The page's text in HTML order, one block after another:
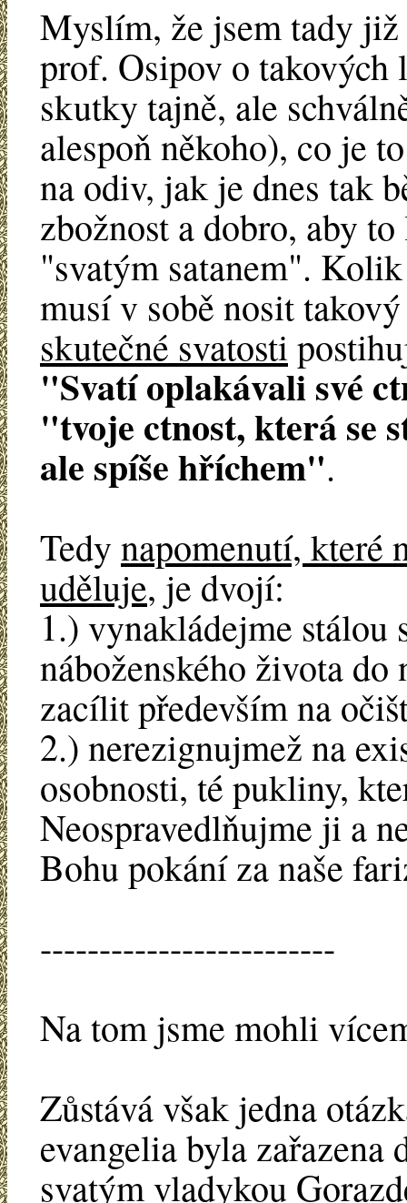
Myslím, že jsem tady
prof. Osipov o takových
skutky tajně, ale
alespoň někoho), co je
na odiv, jak je dnes tak
zbožnost a dobro, aby
"svatým satanem".
musí v sobě nosit
skutečné svatosti
"Svatí oplakávali své
"tvoje ctnost, která se
ale spíše hříchem".
Tedy napomenutí, které
uděluje, je dvojí:
1.) vynakládejme stálou
náboženského života
zacílit především na
2.) nerezignujmež na
osobnosti, té pukliny,
Neospravedlňujme ji a
Bohu pokání za naše
-------------------------
Na tom jsme mohli
Zůstává však jedna
evangelia byla
svatým vladykou